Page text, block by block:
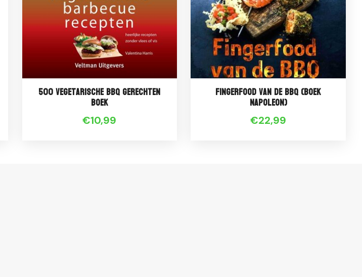
500 vegetarische BBQ gerechten
Boek
€10,99
Fingerfood van de BBQ (Boek
Napoleon)
€22,99